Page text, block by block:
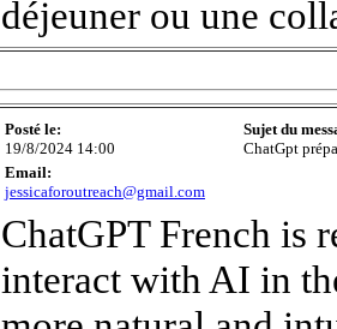
déjeuner ou une
Posté le:
19/8/2024 14:00
Sujet du
ChatGpt
Email:
jessicaforoutreach@gmail.com
ChatGPT French is
interact with AI in